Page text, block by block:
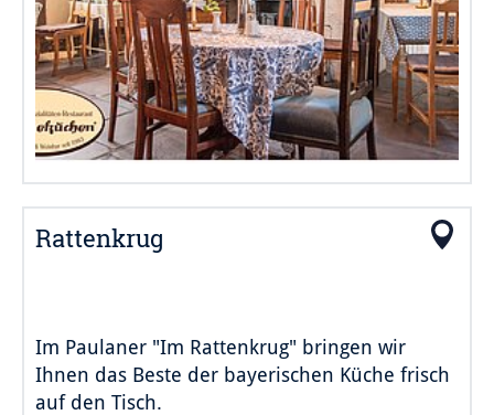
Rattenkrug
Im Paulaner "Im Rattenkrug" bringen wir
Ihnen das Beste der bayerischen Küche frisch
auf den Tisch.